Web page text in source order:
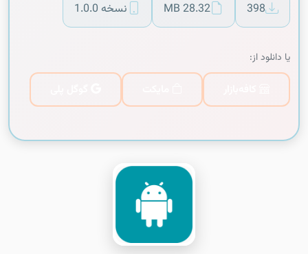
398
28.32 MB نسخه 1.0.0
یا دانلود از: